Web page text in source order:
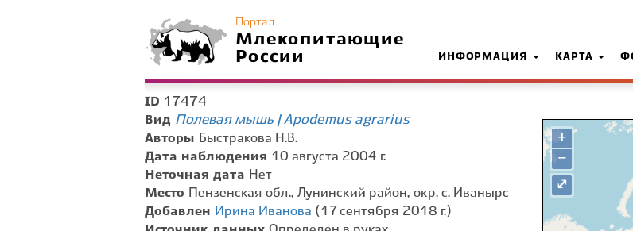
Портал
Млекопитающие
России
ИНФОРМАЦИЯ КАРТА
ID 17474
Вид Полевая мышь | Apodemus agrarius
Авторы Быстракова Н.В.
Дата наблюдения 10 августа 2004 г.
Неточная дата Нет
Место
Пензенская обл., Лунинский район, окр. с. Иванырс
Добавлен Ирина Иванова (17 сентября 2018 г.)
+
−
⤢